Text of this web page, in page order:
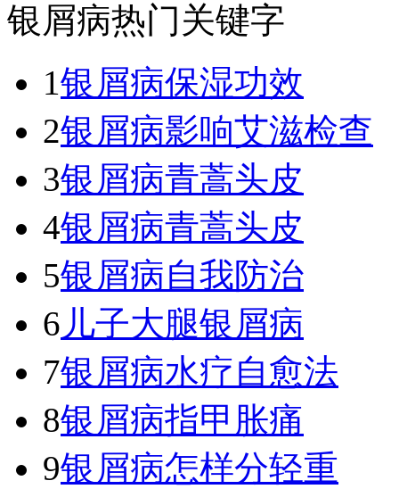
银屑病热门关键字
1银屑病保湿功效
2银屑病影响艾滋检查
3银屑病青蒿头皮
4银屑病青蒿头皮
5银屑病自我防治
6 儿子大腿银屑病
7银屑病水疗自愈法
8银屑病指甲胀痛
9银屑病怎样分轻重